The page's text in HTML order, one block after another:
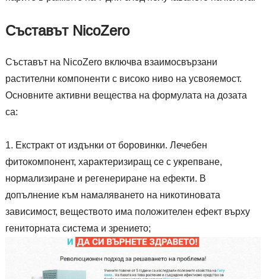
Съставът NicoZero
Съставът на NicoZero включва взаимосвързани
растителни компоненти с високо ниво на усвояемост.
Основните активни вещества на формулата на дозата
са:
Екстракт от издънки от боровинки. Лечебен
фитокомпонент, характеризиращ се с укрепване,
нормализиране и регенериране на ефекти. В
допълнение към намаляването на никотиновата
зависимост, веществото има положителен ефект върху
гениторната система и зрението;